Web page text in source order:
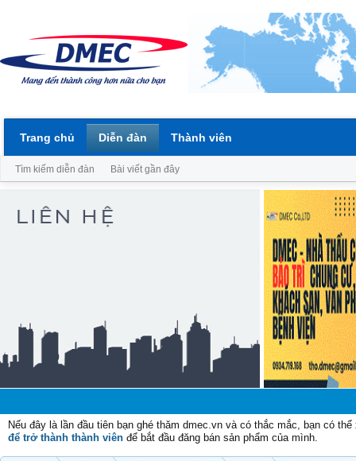
Nếu đây là lần đầu tiên bạn ghé thăm dmec.vn và có thắc mắc, bạn có
để trở thành thành viên để bắt đầu đăng bán sản phẩm của mình.
Trang chủ Diễn đàn
Tìm kiếm diễn đàn Bài viết gần đây
Thành viên